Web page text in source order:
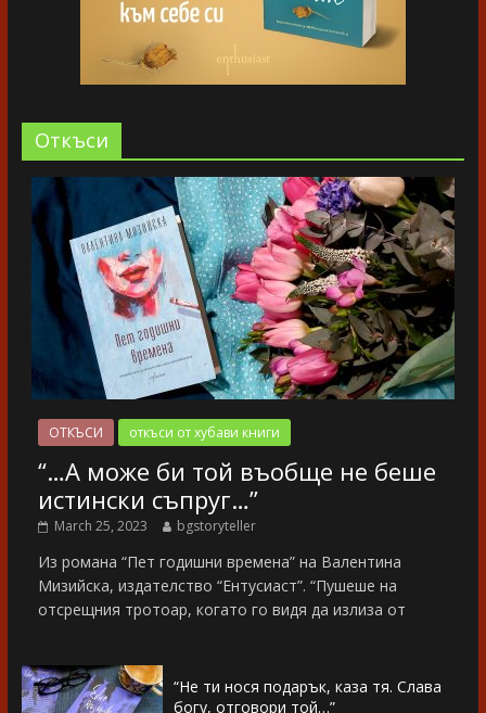
Oткъси
ОТКЪСИ откъси от хубави книги
“…А може би той въобще не беше
истински съпруг…”
March 25, 2023 bgstoryteller
Из романа “Пет годишни времена” на Валентина
Мизийска, издателство “Ентусиаст”. “Пушеше на
отсрещния тротоар, когато го видя да излиза от
“Не ти нося подарък, каза тя. Слава
богу, отговори той…”